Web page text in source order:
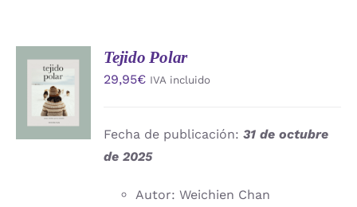
AÑADIR
AL
CARRITO
/
DETALLES
Tejido Polar
29,95€ IVA incluido
Fecha de publicación:31 de octubre
de 2025
Autor: Weichien Chan